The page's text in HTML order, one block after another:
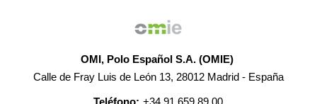
OMI, Polo Español S.A. (OMIE)
Calle de Fray Luis de León 13, 28012 Madrid - España
Teléfono: +34 91 659 89 00